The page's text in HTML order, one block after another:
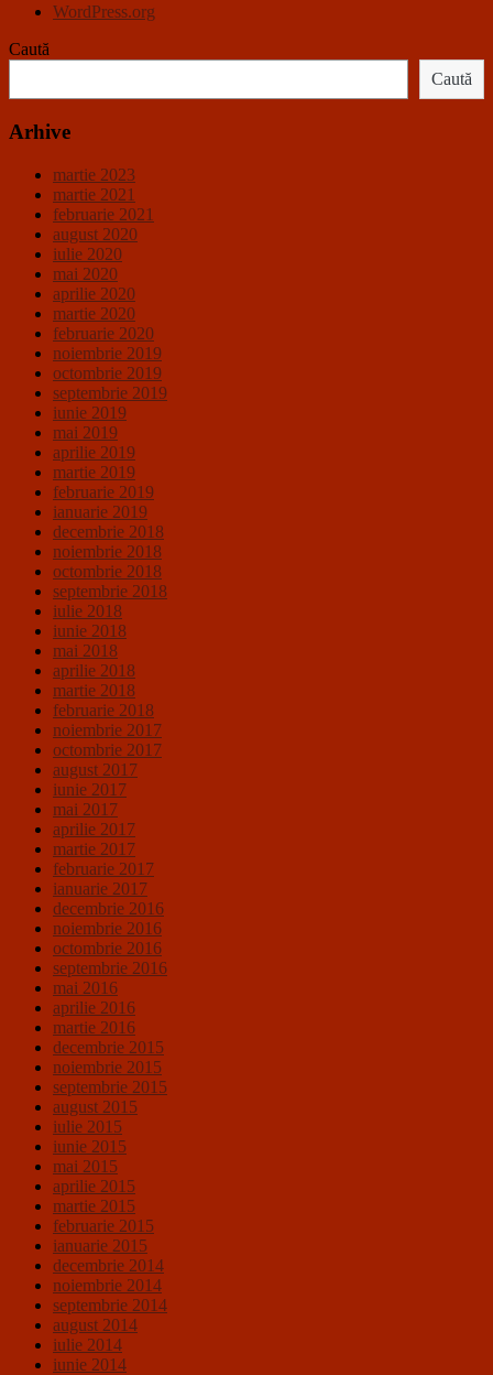
WordPress.org
Caută
Caută
Arhive
martie 2023
martie 2021
februarie 2021
august 2020
iulie 2020
mai 2020
aprilie 2020
martie 2020
februarie 2020
noiembrie 2019
octombrie 2019
septembrie 2019
iunie 2019
mai 2019
aprilie 2019
martie 2019
februarie 2019
ianuarie 2019
decembrie 2018
noiembrie 2018
octombrie 2018
septembrie 2018
iulie 2018
iunie 2018
mai 2018
aprilie 2018
martie 2018
februarie 2018
noiembrie 2017
octombrie 2017
august 2017
iunie 2017
mai 2017
aprilie 2017
martie 2017
februarie 2017
ianuarie 2017
decembrie 2016
noiembrie 2016
octombrie 2016
septembrie 2016
mai 2016
aprilie 2016
martie 2016
decembrie 2015
noiembrie 2015
septembrie 2015
august 2015
iulie 2015
iunie 2015
mai 2015
aprilie 2015
martie 2015
februarie 2015
ianuarie 2015
decembrie 2014
noiembrie 2014
septembrie 2014
august 2014
iulie 2014
iunie 2014